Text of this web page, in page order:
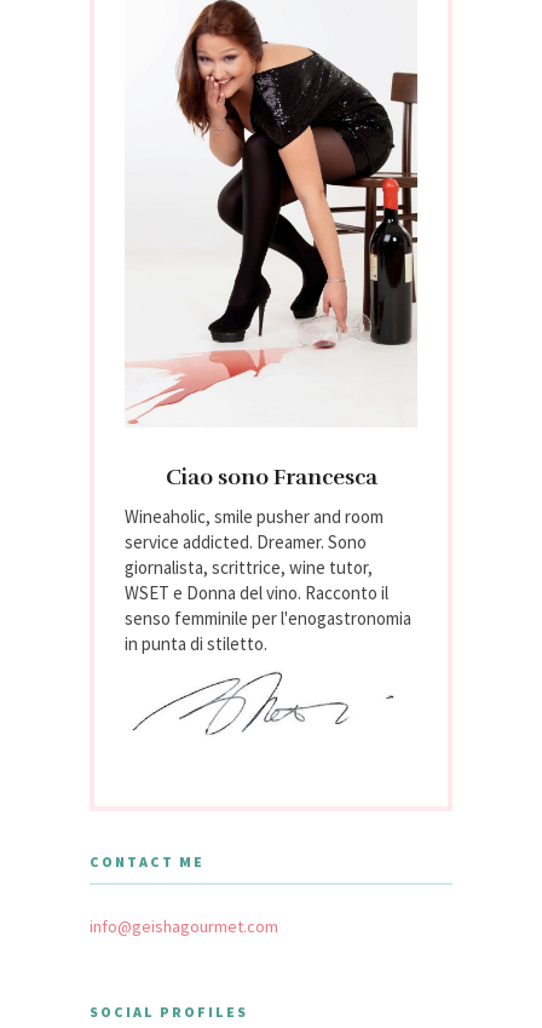
Ciao sono Francesca
Wineaholic, smile pusher and room
service addicted. Dreamer. Sono
giornalista, scrittrice, wine tutor,
WSET e Donna del vino. Racconto il
senso femminile per l'enogastronomia
in punta di stiletto.
CONTACT ME
info@geishagourmet.com
SOCIAL PROFILES